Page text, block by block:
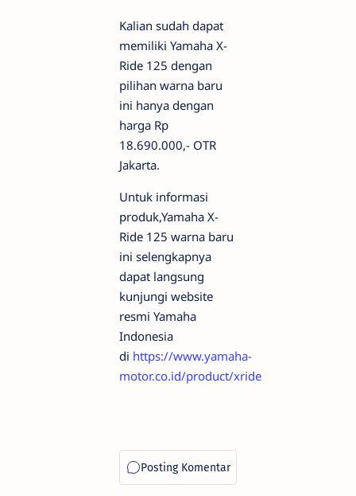
Kalian sudah dapat
memiliki Yamaha X-
Ride 125 dengan
pilihan warna baru
ini hanya dengan
harga Rp
18.690.000,- OTR
Jakarta.
Untuk informasi
produk,Yamaha X-
Ride 125 warna baru
ini selengkapnya
dapat langsung
kunjungi website
resmi Yamaha
Indonesia
di https://www.yamaha-
motor.co.id/product/xride